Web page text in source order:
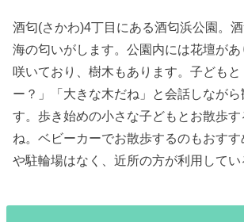
酒匂(さかわ)4丁目にある酒匂浜公園。酒
海の匂いがします。公園内には花壇が
咲いており、樹木もあります。子ども
ー？」「大きな木だね」と会話しながら
す。歩き始めの小さな子どもとお散歩
ね。ベビーカーでお散歩するのもおす
や駐輪場はなく、近所の方が利用してい